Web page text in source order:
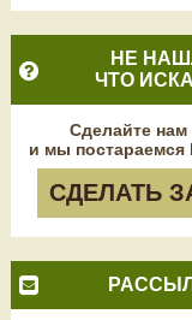
НЕ
ЧТО
Сделайте нам
и мы постараемся
СДЕЛАТЬ